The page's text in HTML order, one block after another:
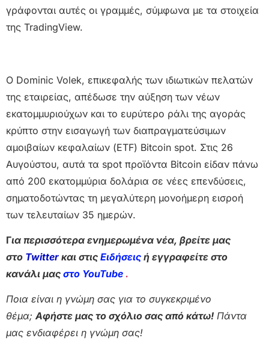
γράφονται αυτές οι γραμμές, σύμφωνα με τα στοιχεία
της TradingView.
Ο Dominic Volek, επικεφαλής των ιδιωτικών πελατών
της εταιρείας, απέδωσε την αύξηση των νέων
εκατομμυριούχων και το ευρύτερο ράλι της αγοράς
κρύπτο στην εισαγωγή των διαπραγματεύσιμων
αμοιβαίων κεφαλαίων (ETF) Bitcoin spot. Στις 26
Αυγούστου, αυτά τα spot προϊόντα Bitcoin είδαν πάνω
από 200 εκατομμύρια δολάρια σε νέες επενδύσεις,
σηματοδοτώντας τη μεγαλύτερη μονοήμερη εισροή
των τελευταίων 35 ημερών.
Για περισσότερα ενημερωμένα νέα, βρείτε μας
στο Twitter και στις Ειδήσεις ή εγγραφείτε στο
κανάλι μας στο YouTube .
Ποια είναι η γνώμη σας για το συγκεκριμένο
θέμα;Αφήστε μας το σχόλιο σας από κάτω! Πάντα
μας ενδιαφέρει η γνώμη σας!